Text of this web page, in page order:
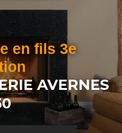
en fils 3e
AVERNES